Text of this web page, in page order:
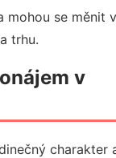
mohou se měnit v
trhu.
v
charakter